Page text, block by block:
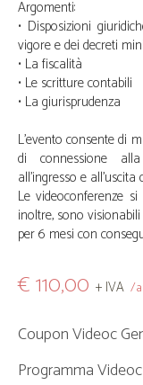
Argomenti:
• Disposizioni
vigore e dei decreti
• La fiscalità
• Le scritture contabili
• La giurisprudenza
L'evento consente di
di connessione
all’ingresso e all’uscita
Le videoconferenze
inoltre, sono
per 6 mesi con
€ 110,00 + IVA /
Coupon Videoc
Programma